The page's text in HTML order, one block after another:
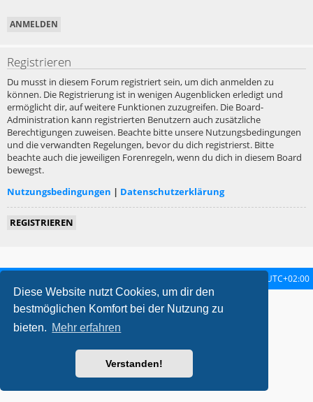
Diese Website nutzt Cookies, um dir den
bestmöglichen Komfort bei der Nutzung zu
bieten. Mehr erfahren
Verstanden!
Registrieren
Du musst in diesem Forum registriert sein, um dich anmelden zu
können. Die Registrierung ist in wenigen Augenblicken erledigt und
ermöglicht dir, auf weitere Funktionen zuzugreifen. Die Board-
Administration kann registrierten Benutzern auch zusätzliche
Berechtigungen zuweisen. Beachte bitte unsere Nutzungsbedingungen
und die verwandten Regelungen, bevor du dich registrierst. Bitte
beachte auch die jeweiligen Forenregeln, wenn du dich in diesem Board
bewegst.
Nutzungsbedingungen | Datenschutzerklärung
REGISTRIEREN
UTC+02:00
metrolike style by Eric Seguin Updated for phpBB3.2 by
Powered byphpBB ® Forum Software © phpBB Limited
Deutsche Übersetzung durch